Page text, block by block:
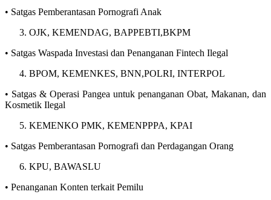
• Satgas Pemberantasan Pornografi Anak
OJK, KEMENDAG, BAPPEBTI,BKPM
• Satgas Waspada Investasi dan Penanganan Fintech Ilegal
BPOM, KEMENKES, BNN,POLRI, INTERPOL
• Satgas & Operasi Pangea untuk penanganan Obat, Makanan, dan
Kosmetik Ilegal
KEMENKO PMK, KEMENPPPA, KPAI
• Satgas Pemberantasan Pornografi dan Perdagangan Orang
KPU, BAWASLU
• Penanganan Konten terkait Pemilu